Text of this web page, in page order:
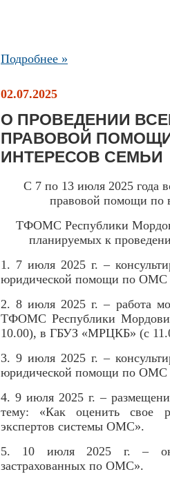
Подробнее »
02.07.2025
О ПРОВЕДЕНИИ
ПРАВОВОЙ
ИНТЕРЕСОВ СЕМЬИ
С 7 по 13 июля 2025 года
правовой помощи по
ТФОМС Республики
планируемых к
1. 7 июля 2025 г. –
юридической помощи по ОМС
2. 8 июля 2025 г. – работа
ТФОМС Республики
10.00), в ГБУЗ «МРЦКБ» (с
3. 9 июля 2025 г. –
юридической помощи по ОМС
4. 9 июля 2025 г. –
тему: «Как оценить свое
экспертов системы ОМС».
5. 10 июля 2025 г. –
застрахованных по ОМС».